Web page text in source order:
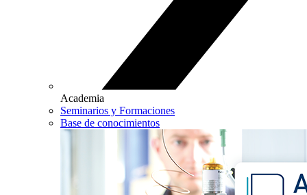
Academia
Seminarios y Formaciones
Base de conocimientos